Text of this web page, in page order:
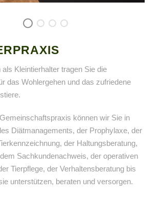
als Kleintierhalter tragen Sie die
das Wohlergehen und das zufriedene
können wir Sie in
Diätmanagements, der Prophylaxe, der
der Haltungsberatung,
Sachkundenachweis, der operativen
Tierpflege, der Verhaltensberatung bis
unterstützen, beraten und versorgen.